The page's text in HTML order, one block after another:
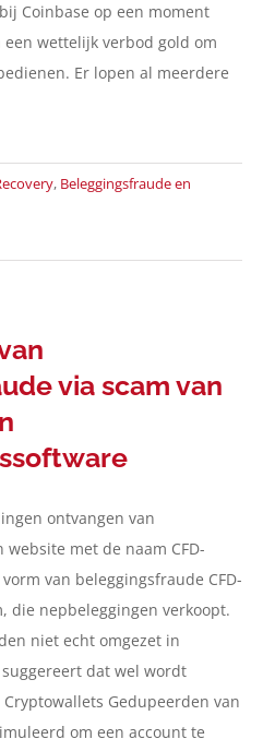
Coinbase op een moment
wettelijk verbod gold om
Er lopen al meerdere
, Beleggingsfraude en
via scam van
ontvangen van
met de naam CFD-
van beleggingsfraude CFD-
die nepbeleggingen verkoopt.
niet echt omgezet in
dat wel wordt
Gedupeerden van
om een account te